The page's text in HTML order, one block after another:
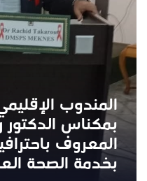
المندوب
بمكناس
المعروف
بخدمة الصحة